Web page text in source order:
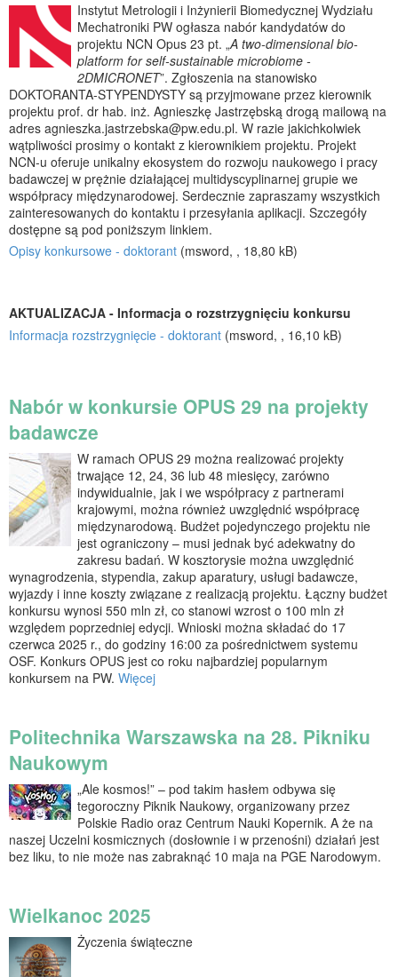
Instytut Metrologii i Inżynierii Biomedycznej Wydziału
Mechatroniki PW ogłasza nabór kandydatów do
projektu NCN Opus 23 pt. „A two-dimensional bio-
platform for self-sustainable microbiome -
2DMICRONET”. Zgłoszenia na stanowisko
DOKTORANTA-STYPENDYSTY są przyjmowane przez kierownik
projektu prof. dr hab. inż. Agnieszkę Jastrzębską drogą mailową na
adres agnieszka.jastrzebska@pw.edu.pl. W razie jakichkolwiek
wątpliwości prosimy o kontakt z kierownikiem projektu. Projekt
NCN-u oferuje unikalny ekosystem do rozwoju naukowego i pracy
badawczej w prężnie działającej multidyscyplinarnej grupie we
współpracy międzynarodowej. Serdecznie zapraszamy wszystkich
zainteresowanych do kontaktu i przesyłania aplikacji. Szczegóły
dostępne są pod poniższym linkiem.
Opisy konkursowe - doktorant (msword, , 18,80 kB)
AKTUALIZACJA - Informacja o rozstrzygnięciu konkursu
Informacja rozstrzygnięcie - doktorant (msword, , 16,10 kB)
Nabór w konkursie OPUS 29 na projekty
badawcze
W ramach OPUS 29 można realizować projekty
trwające 12, 24, 36 lub 48 miesięcy, zarówno
indywidualnie, jak i we współpracy z partnerami
krajowymi, można również uwzględnić współpracę
międzynarodową. Budżet pojedynczego projektu nie
jest ograniczony – musi jednak być adekwatny do
zakresu badań. W kosztorysie można uwzględnić
wynagrodzenia, stypendia, zakup aparatury, usługi badawcze,
wyjazdy i inne koszty związane z realizacją projektu. Łączny budżet
konkursu wynosi 550 mln zł, co stanowi wzrost o 100 mln zł
względem poprzedniej edycji. Wnioski można składać do 17
czerwca 2025 r., do godziny 16:00 za pośrednictwem systemu
OSF. Konkurs OPUS jest co roku najbardziej popularnym
konkursem na PW. Więcej
Politechnika Warszawska na 28. Pikniku
Naukowym
„Ale kosmos!” – pod takim hasłem odbywa się
tegoroczny Piknik Naukowy, organizowany przez
Polskie Radio oraz Centrum Nauki Kopernik. A że na
naszej Uczelni kosmicznych (dosłownie i w przenośni) działań jest
bez liku, to nie może nas zabraknąć 10 maja na PGE Narodowym.
Wielkanoc 2025
Życzenia świąteczne